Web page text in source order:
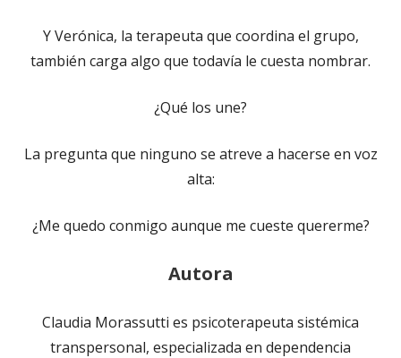
YVerónica, la terapeuta que coordina el grupo,
también carga algo que todavía le cuesta nombrar.
¿Qué los une?
La pregunta que ninguno se atreve a hacerse en voz
alta:
¿Me quedo conmigo aunque me cueste quererme?
Autora
Claudia Morassutti es psicoterapeuta sistémica
transpersonal, especializada en dependencia